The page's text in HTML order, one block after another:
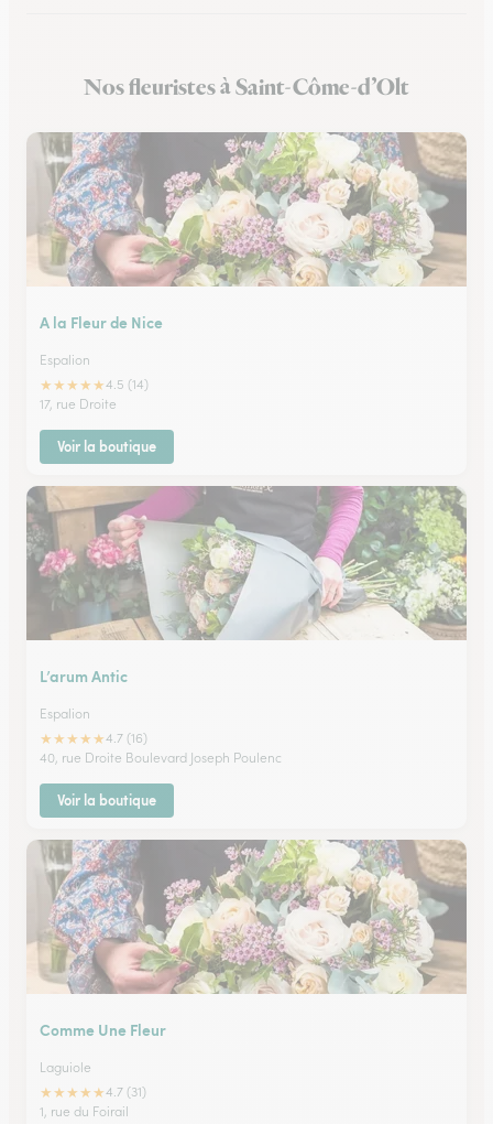
Fleuristes à Rieupeyroux
Nos fleuristes à Saint-Côme-d’Olt
A la Fleur de Nice
Espalion
★★★★★4.5 (14)
17, rue Droite
Voir la boutique
L’arum Antic
Espalion
★★★★★4.7 (16)
40, rue Droite Boulevard Joseph Poulenc
Voir la boutique
Comme Une Fleur
Laguiole
★★★★★4.7 (31)
1, rue du Foirail